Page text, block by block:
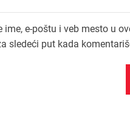
ime, e-poštu i veb mesto u
sledeći put kada